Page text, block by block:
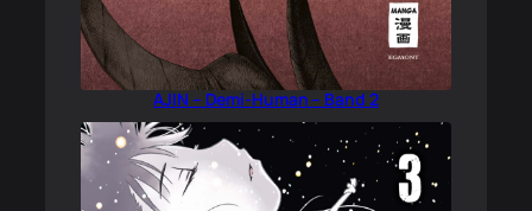
AJIN – Demi-Human – Band 2